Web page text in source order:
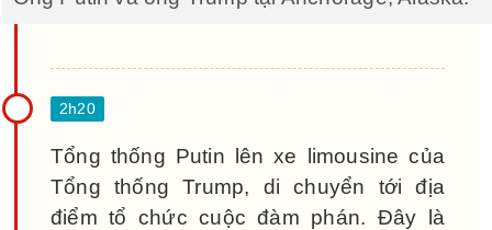
Tổng thống Putin lên xe limousine của
Tổng thống Trump, di chuyển tới địa
điểm tổ chức cuộc đàm phán. Đây là